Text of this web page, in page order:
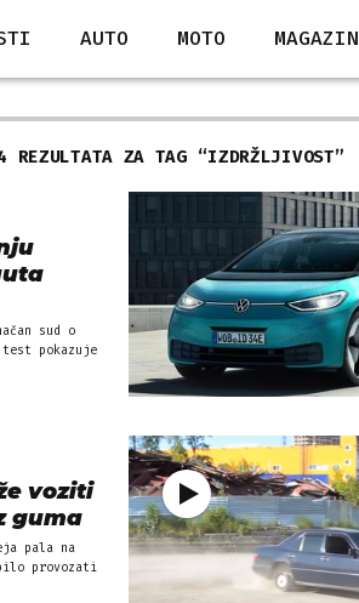
AUTO MOTO MAGAZIN
4 REZULTATA ZA TAG “IZDRŽLJIVOST”
sud o
pokazuje
voziti
guma
pala na
provozati